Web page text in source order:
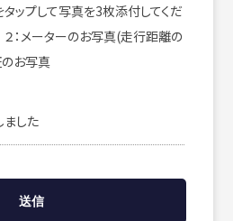
ップして写真を3枚添付してくだ
：メーターのお写真(走行距離の
お写真
した